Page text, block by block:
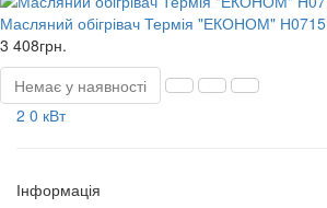
Масляний обігрівач Термія "ЕКОНОМ" Н0715
3 408грн.
Немає у наявності
2 0 кВт
Інформація